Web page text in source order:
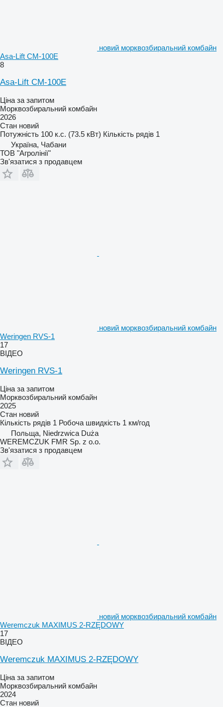
новий морквозбиральний комбайн
Asa-Lift CM-100E
8
Asa-Lift CM-100E
Ціна за запитом
Морквозбиральний комбайн
2026
Стан новий
Потужність 100 к.с. (73.5 кВт) Кількість рядів 1
Україна, Чабани
ТОВ "Агролінії"
Зв'язатися з продавцем
новий морквозбиральний комбайн
Weringen RVS-1
17
ВІДЕО
Weringen RVS-1
Ціна за запитом
Морквозбиральний комбайн
2025
Стан новий
Кількість рядів 1 Робоча швидкість 1 км/год
Польща, Niedrzwica Duża
WEREMCZUK FMR Sp. z o.o.
Зв'язатися з продавцем
новий морквозбиральний комбайн
Weremczuk MAXIMUS 2-RZĘDOWY
17
ВІДЕО
Weremczuk MAXIMUS 2-RZĘDOWY
Ціна за запитом
Морквозбиральний комбайн
2024
Стан новий